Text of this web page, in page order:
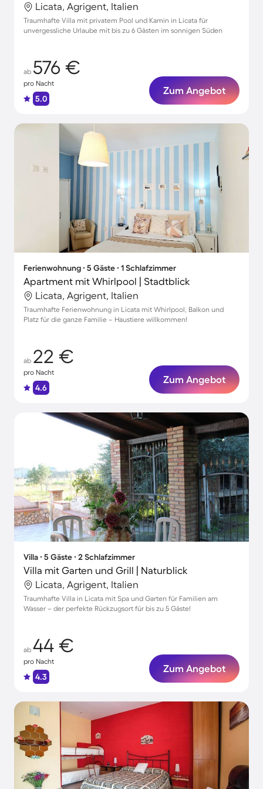
Licata, Agrigent, Italien
Traumhafte Villa mit privatem Pool und Kamin in Licata für
unvergessliche Urlaube mit bis zu 6 Gästen im sonnigen Süden
ab 576 €
pro Nacht
5.0
Zum Angebot
Ferienwohnung ∙ 5 Gäste ∙ 1 Schlafzimmer
Apartment mit Whirlpool | Stadtblick
Licata, Agrigent, Italien
Traumhafte Ferienwohnung in Licata mit Whirlpool, Balkon und
Platz für die ganze Familie – Haustiere willkommen!
ab 22 €
pro Nacht
4.6
Zum Angebot
Villa ∙ 5 Gäste ∙ 2 Schlafzimmer
Villa mit Garten und Grill | Naturblick
Licata, Agrigent, Italien
Traumhafte Villa in Licata mit Spa und Garten für Familien am
Wasser – der perfekte Rückzugsort für bis zu 5 Gäste!
ab 44 €
pro Nacht
4.3
Zum Angebot